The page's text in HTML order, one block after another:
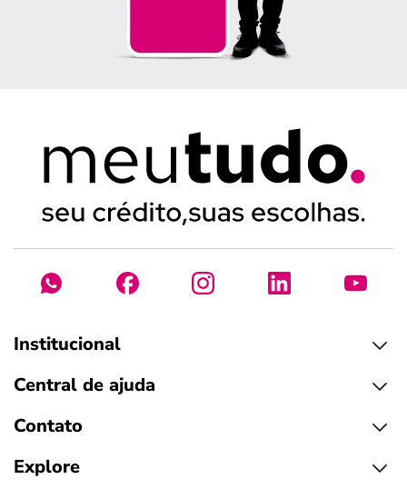
Institucional
Central de ajuda
Contato
Explore